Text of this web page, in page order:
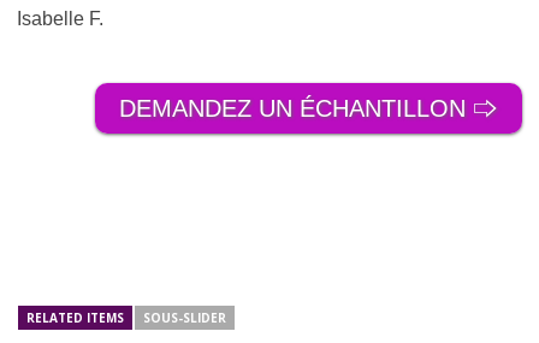
Isabelle F.
DEMANDEZ UN ÉCHANTILLON 🢥
RELATED ITEMS SOUS-SLIDER